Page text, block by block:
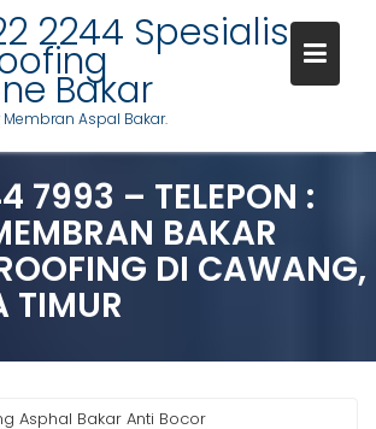
2244 Spesialis
Bakar
Aspal Bakar.
7993 – TELEPON :
BAKAR
DI CAWANG,
TIMUR
Asphal Bakar Anti Bocor